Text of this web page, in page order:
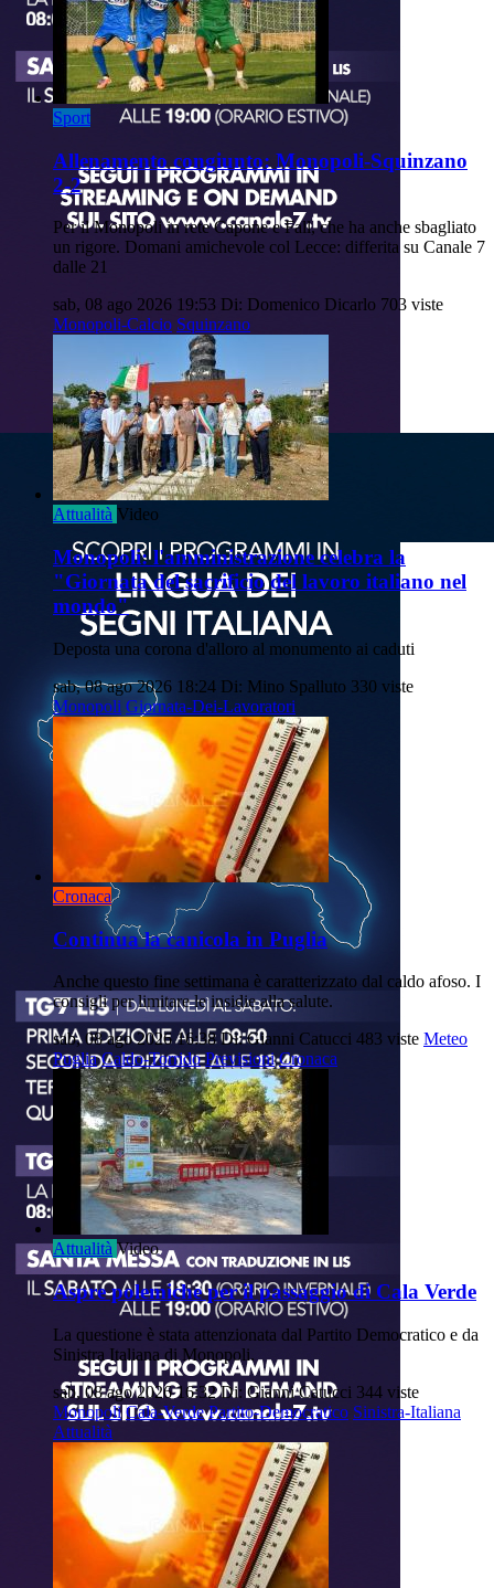
Sport
Allenamento congiunto: Monopoli-Squinzano
2-2
Per il Monopoli in rete Capone e Fall, che ha anche sbagliato
un rigore. Domani amichevole col Lecce: differita su Canale 7
dalle 21
sab, 08 ago 2026 19:53 Di: Domenico Dicarlo 703 viste
Monopoli-Calcio Squinzano
Attualità Video
Monopoli: l'amministrazione celebra la
"Giornata del sacrificio del lavoro italiano nel
mondo"
Deposta una corona d'alloro al monumento ai caduti
sab, 08 ago 2026 18:24 Di: Mino Spalluto 330 viste
Monopoli Giornata-Dei-Lavoratori
Cronaca
Continua la canicola in Puglia
Anche questo fine settimana è caratterizzato dal caldo afoso. I
consigli per limitare le insidie alla salute.
sab, 08 ago 2026 16:38 Di: Gianni Catucci 483 viste Meteo
Puglia Caldo-Torrido Previsioni Cronaca
Attualità Video
Aspre polemiche per il passaggio di Cala Verde
La questione è stata attenzionata dal Partito Democratico e da
Sinistra Italiana di Monopoli.
sab, 08 ago 2026 16:32 Di: Gianni Catucci 344 viste
Monopoli Cala-Verde Partito-Democratico Sinistra-Italiana
Attualità